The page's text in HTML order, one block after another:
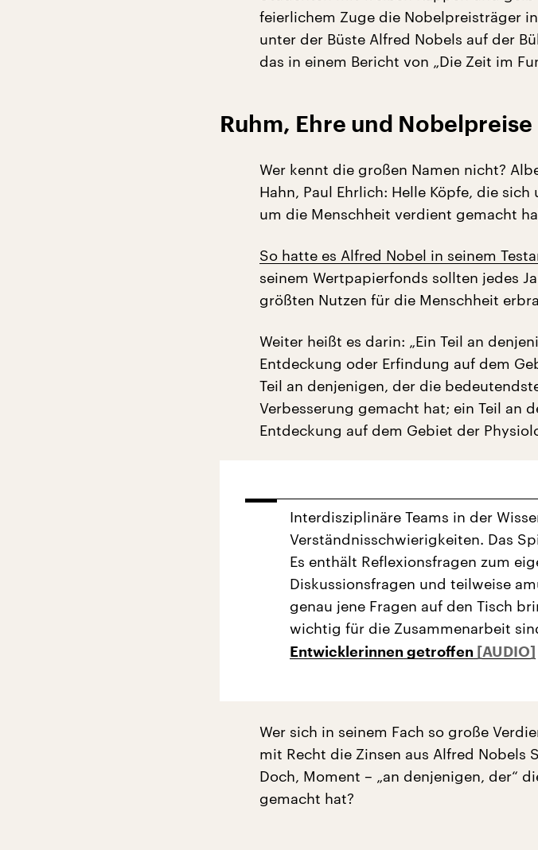
feierlichem Zuge die Nobelpreisträger
unter der Büste Alfred Nobels auf der
das in einem Bericht von „Die Zeit im
Ruhm, Ehre und Nobelpreise
Wer kennt die großen Namen nicht?
Hahn, Paul Ehrlich: Helle Köpfe, die
um die Menschheit verdient gemacht
So hatte es Alfred Nobel in seinem
seinem Wertpapierfonds sollten jedes
größten Nutzen für die Menschheit
Weiter heißt es darin: „Ein Teil an
Entdeckung oder Erfindung auf dem
Teil an denjenigen, der die
Verbesserung gemacht hat; ein Teil an
Entdeckung auf dem Gebiet der
Interdisziplinäre Teams in der
Verständnisschwierigkeiten. Das
Es enthält Reflexionsfragen zum
Diskussionsfragen und teilweise
genau jene Fragen auf den Tisch
wichtig für die Zusammenarbeit
Entwicklerinnen getroffen
Wer sich in seinem Fach so große
mit Recht die Zinsen aus Alfred Nobels
Doch, Moment – „an denjenigen, der“
gemacht hat?